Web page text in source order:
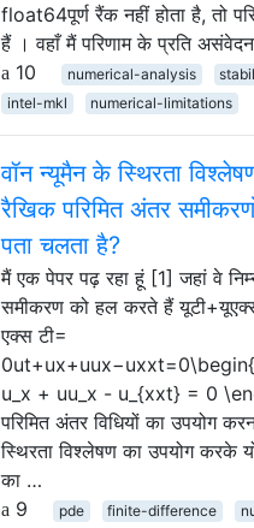
float64पूर्ण रैंक नहीं होता है, तो
हैं । वहाँ मैं परिणाम के प्रति
10
numerical-analysis
intel-mkl
numerical-limitations
वॉन न्यूमैन के स्थिरता
रैखिक परिमित अंतर
पता चलता है?
मैं एक पेपर पढ़ रहा हूं [1] जहां वे
समीकरण को हल करते हैं
एक्स टी=
u_x + uu_x - u_{xxt} = 0
परिमित अंतर विधियों का उपयोग
स्थिरता विश्लेषण का उपयोग करके
का …
9
pde finite-difference